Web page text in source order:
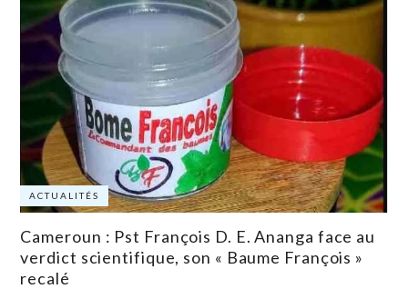
ACTUALITÉS
Cameroun : Pst François D. E. Ananga face au
verdict scientifique, son « Baume François »
recalé